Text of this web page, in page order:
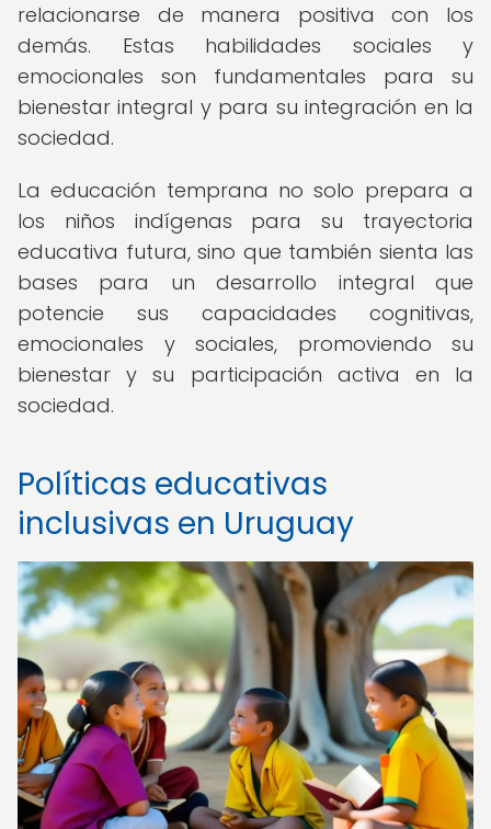
relacionarse de manera positiva con los
demás. Estas habilidades sociales y
emocionales son fundamentales para su
bienestar integral y para su integración en la
sociedad.
La educación temprana no solo prepara a
los niños indígenas para su trayectoria
educativa futura, sino que también sienta las
bases para un desarrollo integral que
potencie sus capacidades cognitivas,
emocionales y sociales, promoviendo su
bienestar y su participación activa en la
sociedad.
Políticas educativas
inclusivas en Uruguay